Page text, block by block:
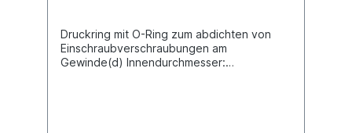
Druckring mit O-Ring zum abdichten von
Einschraubverschraubungen am
Gewinde(d) Innendurchmesser: